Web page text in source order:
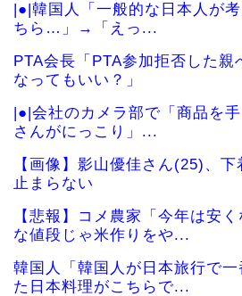
|●|韓国人「一般的な日本人が
ちら…」→「えっ...
PTA会長「PTA参加拒否した親
なってもいい？」
|●|会社のカメラ部で「商品を
さんがにっこり」...
【画像】影山優佳さん(25)、
止まらない
【悲報】コメ農家「今年は安
な値段じゃ米作りをや...
韓国人「韓国人が日本旅行で
た日本料理がこちらで...